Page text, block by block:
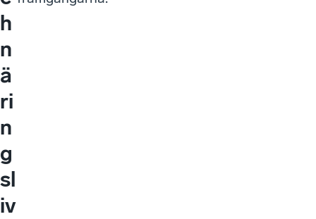
h
n
ä
ri
n
g
sl
iv